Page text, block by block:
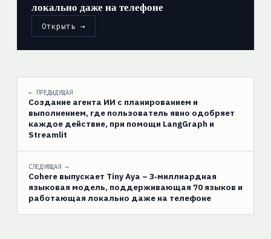
локально даже на телефоне
Открыть →
← ПРЕДЫДУЩАЯ
Создание агента ИИ с планированием и
выполнением, где пользователь явно одобряет
каждое действие, при помощи LangGraph и
Streamlit
СЛЕДУЮЩАЯ →
Cohere выпускает Tiny Aya – 3‑миллиардная
языковая модель, поддерживающая 70 языков и
работающая локально даже на телефоне